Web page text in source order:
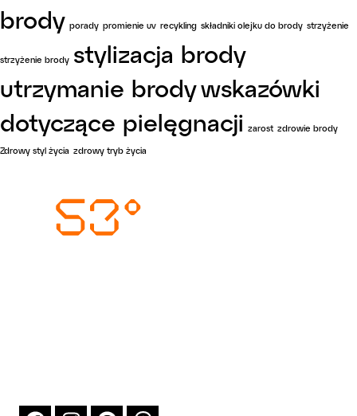
brody porady promienie uv recykling składniki olejku do brody strzyżenie
strzyżenie brody stylizacja brody
utrzymanie brodywskazówki
dotyczące pielęgnacji zarost zdrowie brody
Zdrowy styl życia zdrowy tryb życia